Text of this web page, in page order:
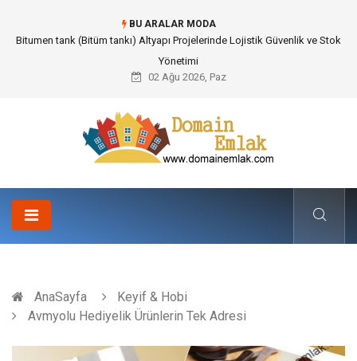
BU ARALAR MODA
Güvenilir Chip Satışı: Kesintisiz Poker Deneyimi İçin Profesyonel Destek
02 Ağu 2026, Paz
AnaSayfa
Keyif & Hobi
Avmyolu Hediyelik Ürünlerin Tek Adresi